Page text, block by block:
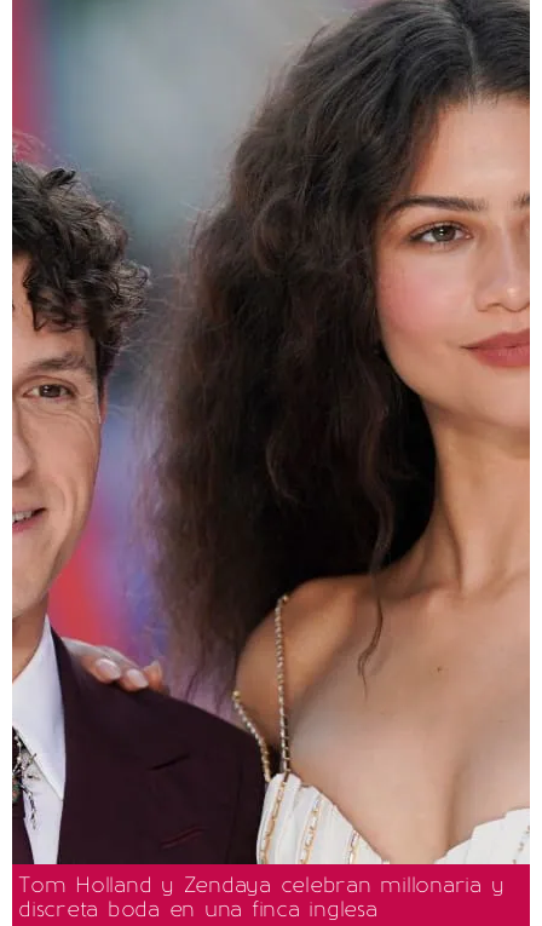
Tom Holland y Zendaya celebran millonaria y
discreta boda en una finca inglesa